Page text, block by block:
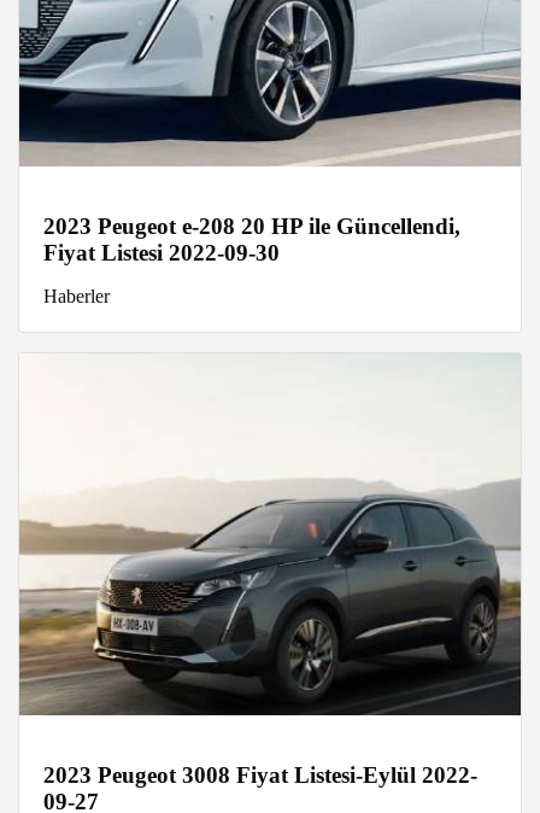
2023 Peugeot e-208 20 HP ile Güncellendi,
Fiyat Listesi 2022-09-30
Haberler
2023 Peugeot 3008 Fiyat Listesi-Eylül 2022-
09-27